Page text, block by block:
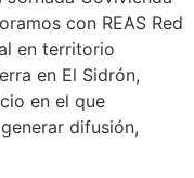
con REAS Red
en territorio
en El Sidrón,
en el que
difusión,